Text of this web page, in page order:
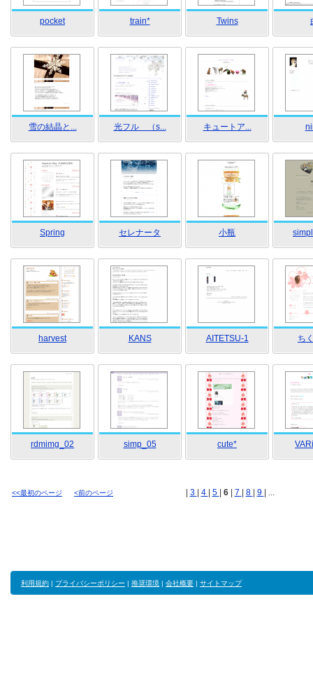
pocket train* Twins
雪の結晶と... 光フル （s... キュートア...
Spring セレナータ 小瓶
harvest KANS AITETSU-1 ち
rdmimg_02 simp_05 cute*
<<最初のページ <前のページ 3 4 5 6 7 8 9 | ...
利用規約 | プライバシーポリシー | 推奨環境 | 会社概要 | サイトマップ